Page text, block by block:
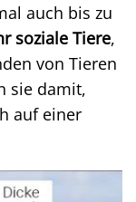
auch bis zu
soziale Tiere,
von Tieren
sie damit,
auf einer